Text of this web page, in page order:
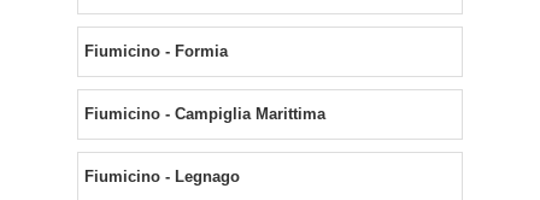
Fiumicino - Formia
Fiumicino - Campiglia Marittima
Fiumicino - Legnago